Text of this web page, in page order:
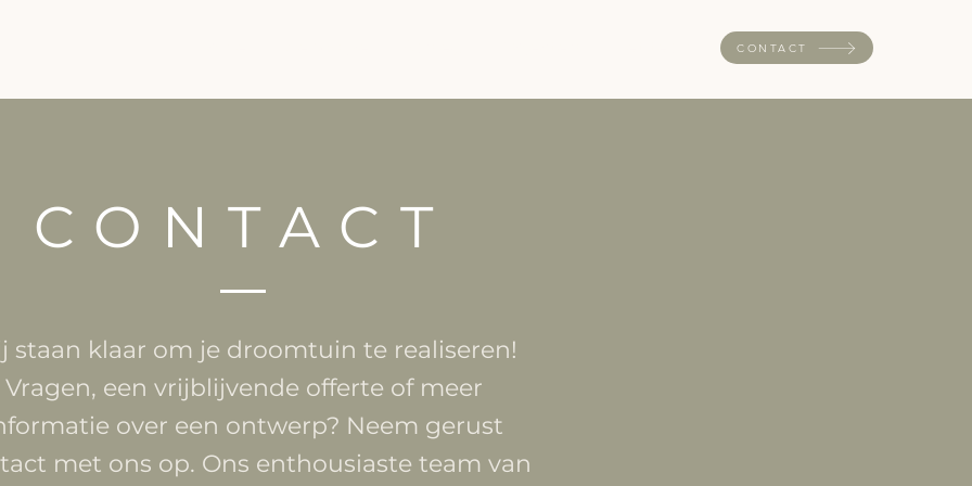
CONTACT
CONTACT
staan klaar om je droomtuin te realiseren!
Vragen, een vrijblijvende offerte of meer
over een ontwerp? Neem gerust
met ons op. Ons enthousiaste team van